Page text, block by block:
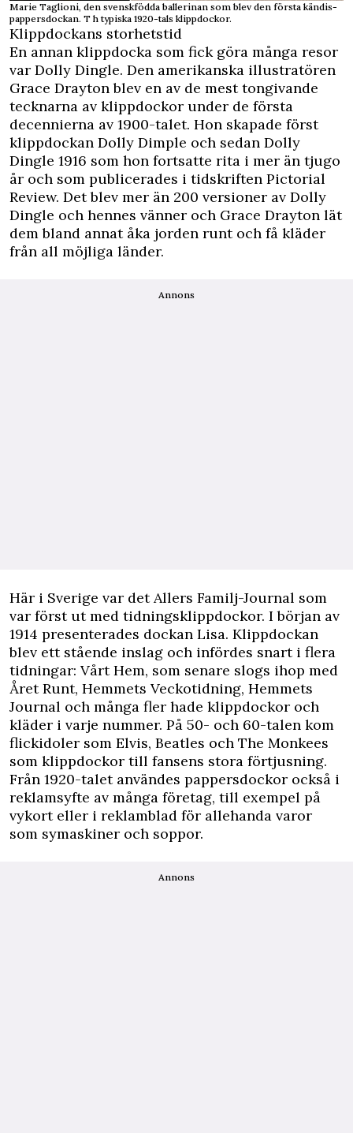
Marie Taglioni, den svenskfödda ballerinan som blev den första kändis-
pappersdockan. T h typiska 1920-tals klippdockor.
Klippdockans storhetstid
En annan klippdocka som fick göra många resor
var Dolly Dingle. Den amerikanska illustratören
Grace Drayton blev en av de mest tongivande
tecknarna av klippdockor under de första
decennierna av 1900-talet. Hon skapade först
klippdockan Dolly Dimple och sedan Dolly
Dingle 1916 som hon fortsatte rita i mer än tjugo
år och som publicerades i tidskriften Pictorial
Review. Det blev mer än 200 versioner av Dolly
Dingle och hennes vänner och Grace Drayton lät
dem bland annat åka jorden runt och få kläder
från all möjliga länder.
Annons
Här i Sverige var det Allers Familj-Journal som
var först ut med tidningsklippdockor. I början av
1914 presenterades dockan Lisa. Klippdockan
blev ett stående inslag och infördes snart i flera
tidningar: Vårt Hem, som senare slogs ihop med
Året Runt, Hemmets Veckotidning, Hemmets
Journal och många fler hade klippdockor och
kläder i varje nummer. På 50- och 60-talen kom
flickidoler som Elvis, Beatles och The Monkees
som klippdockor till fansens stora förtjusning.
Från 1920-talet användes pappersdockor också i
reklamsyfte av många företag, till exempel på
vykort eller i reklamblad för allehanda varor
som symaskiner och soppor.
Annons